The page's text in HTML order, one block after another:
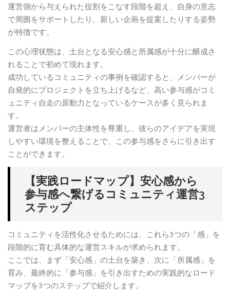
運営側から与えられた役割をこなす段階を超え、自身の意志
で周囲をサポートしたり、新しい企画を提案したりする姿勢
が特徴です。
この心理状態は、土台となる安心感と所属感が十分に醸成さ
れることで初めて現れます。
成功しているコミュニティの事例を確認すると、メンバーが
自発的にプロジェクトを立ち上げるなど、高い参与感がコミ
ュニティ自走の原動力となっているケースが多く見られま
す。
運営者はメンバーの主体性を尊重し、彼らのアイデアを実現
しやすい環境を整えることで、この参与感をさらに引き出す
ことができます。
【実践ロードマップ】安心感から
参与感へ繋げるコミュニティ運営3
ステップ
コミュニティを活性化させるためには、これら3つの「感」を
段階的に育む具体的な運営スキルが求められます。
ここでは、まず「安心感」の土台を築き、次に「所属感」を
育み、最終的に「参与感」を引き出すための実践的なロード
マップを3つのステップで紹介します。